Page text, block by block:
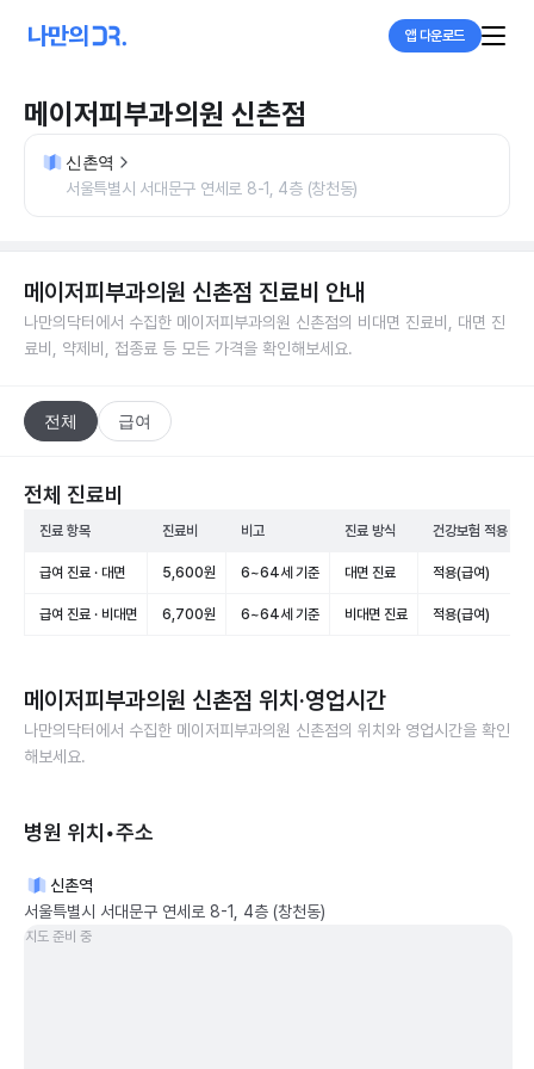
앱 다운로드
메이저피부과의원 신촌점
신촌역
서울특별시 서대문구 연세로 8-1, 4층 (창천동)
메이저피부과의원 신촌점 진료비 안내
나만의닥터에서 수집한 메이저피부과의원 신촌점의 비대면 진료비, 대면 진
료비, 약제비, 접종료 등 모든 가격을 확인해보세요.
전체 급여
전체 진료비
진료 항목 진료비 비고 진료 방식 건강보험 적용
급여 진료 · 대면 5,600원 6~64세 기준 대면 진료 적용(급여)
급여 진료 · 비대면 6,700원 6~64세 기준 비대면 진료 적용(급여)
메이저피부과의원 신촌점 위치·영업시간
나만의닥터에서 수집한 메이저피부과의원 신촌점의 위치와 영업시간을 확인
해보세요.
병원 위치•주소
신촌역
서울특별시 서대문구 연세로 8-1, 4층 (창천동)
지도 준비 중